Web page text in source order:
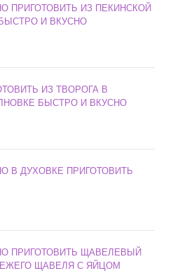
ПРИГОТОВИТЬ ИЗ ПЕКИНСКОЙ
И ВКУСНО
ИЗ ТВОРОГА В
БЫСТРО И ВКУСНО
В ДУХОВКЕ ПРИГОТОВИТЬ
ПРИГОТОВИТЬ ЩАВЕЛЕВЫЙ
ЩАВЕЛЯ С ЯЙЦОМ